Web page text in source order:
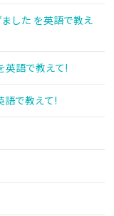
した を英語で教え
英語で教えて!
語で教えて!